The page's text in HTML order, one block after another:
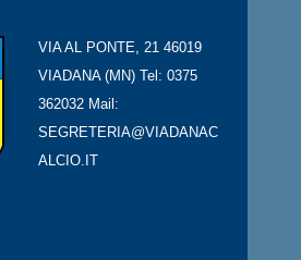
VIA AL PONTE, 21 46019
VIADANA (MN) Tel: 0375
362032 Mail:
SEGRETERIA@VIADANAC
ALCIO.IT